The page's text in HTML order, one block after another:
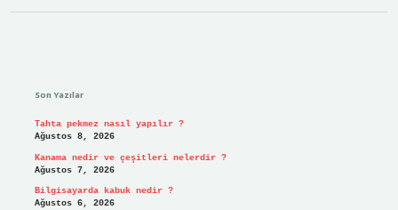
Son Yazılar
Tahta pekmez nasıl yapılır ?
Ağustos 8, 2026
Kanama nedir ve çeşitleri nelerdir ?
Ağustos 7, 2026
Bilgisayarda kabuk nedir ?
Ağustos 6, 2026